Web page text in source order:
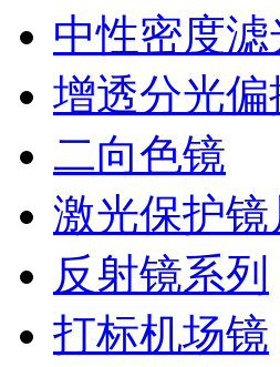
中性密度滤
增透分光偏
二向色镜
激光保护镜
反射镜系列
打标机场镜